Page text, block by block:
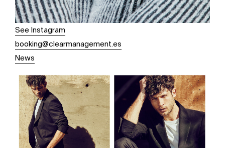
See Instagram
booking@clearmanagement.es
News